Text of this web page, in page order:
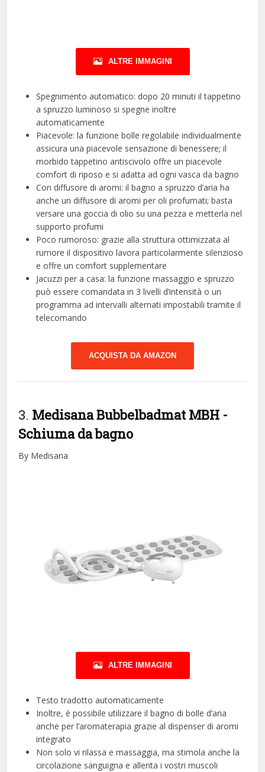
ALTRE IMMAGINI
Spegnimento automatico: dopo 20 minuti il tappetino
a spruzzo luminoso si spegne inoltre
automaticamente
Piacevole: la funzione bolle regolabile individualmente
assicura una piacevole sensazione di benessere; il
morbido tappetino antiscivolo offre un piacevole
comfort di riposo e si adatta ad ogni vasca da bagno
Con diffusore di aromi: il bagno a spruzzo d’aria ha
anche un diffusore di aromi per oli profumati; basta
versare una goccia di olio su una pezza e metterla nel
supporto profumi
Poco rumoroso: grazie alla struttura ottimizzata al
rumore il dispositivo lavora particolarmente silenzioso
e offre un comfort supplementare
Jacuzzi per a casa: la funzione massaggio e spruzzo
può essere comandata in 3 livelli d’intensità o un
programma ad intervalli alternati impostabili tramite il
telecomando
ACQUISTA DA AMAZON
3. Medisana Bubbelbadmat MBH -
Schiuma da bagno
By Medisana
ALTRE IMMAGINI
Testo tradotto automaticamente
Inoltre, è possibile utilizzare il bagno di bolle d’aria
anche per l’aromaterapia grazie al dispenser di aromi
integrato
Non solo vi rilassa e massaggia, ma stimola anche la
circolazione sanguigna e allenta i vostri muscoli